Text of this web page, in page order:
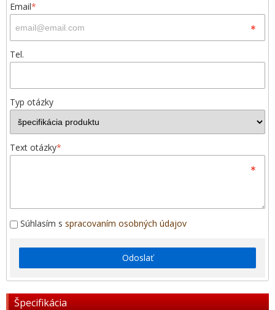
Email*
Tel.
Typ otázky
Text otázky*
Súhlasím s spracovaním osobných údajov
Odoslať
Špecifikácia